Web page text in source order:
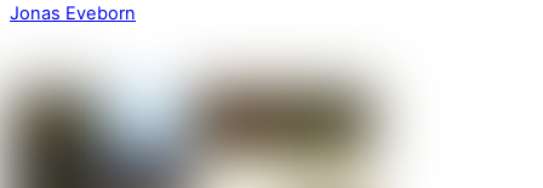
Jonas Eveborn